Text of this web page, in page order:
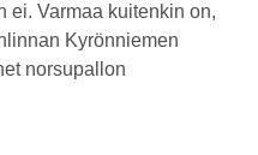
ei. Varmaa kuitenkin on,
Kyrönniemen
norsupallon